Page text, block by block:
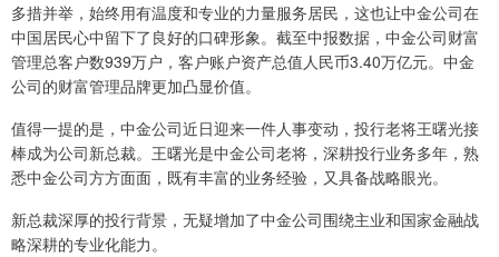
多措并举，始终用有温度和专业的力量服务居民，这也让中金公司在
中国居民心中留下了良好的口碑形象。截至中报数据，中金公司财富
管理总客户数939万户，客户账户资产总值人民币3.40万亿元。中金
公司的财富管理品牌更加凸显价值。
值得一提的是，中金公司近日迎来一件人事变动，投行老将王曙光接
棒成为公司新总裁。王曙光是中金公司老将，深耕投行业务多年，熟
悉中金公司方方面面，既有丰富的业务经验，又具备战略眼光。
新总裁深厚的投行背景，无疑增加了中金公司围绕主业和国家金融战
略深耕的专业化能力。